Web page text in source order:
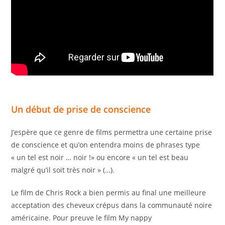
Un début de prise de conscience
J’espère que ce genre de films permettra une certaine prise
de conscience et qu’on entendra moins de phrases type
« un tel est noir … noir !» ou encore « un tel est beau
malgré qu’il soit très noir » (…).
Le film de Chris Rock a bien permis au final une meilleure
acceptation des cheveux crépus dans la communauté noire
américaine. Pour preuve le film My nappy